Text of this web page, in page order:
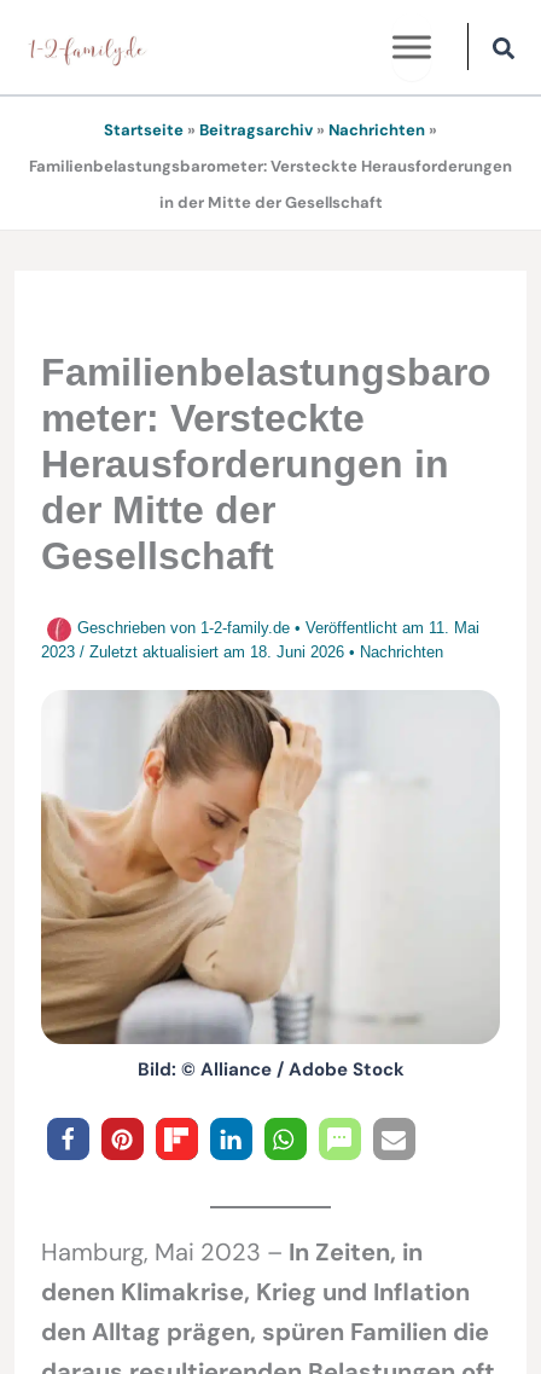
Inhalt
springen
Startseite » Beitragsarchiv » Nachrichten »
Familienbelastungsbarometer: Versteckte Herausforderungen
in der Mitte der Gesellschaft
Familienbelastungsbaro
meter: Versteckte
Herausforderungen in
der Mitte der
Gesellschaft
Geschrieben von 1-2-family.de • Veröffentlicht am 11. Mai
2023 / Zuletzt aktualisiert am 18. Juni 2026• Nachrichten
Bild: © Alliance / Adobe Stock
Hamburg, Mai 2023 – In Zeiten, in
denen Klimakrise, Krieg und Inflation
den Alltag prägen, spüren Familien die